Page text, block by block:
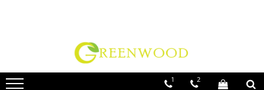
Produse Curatenie
Detergenti Rufe
1 2